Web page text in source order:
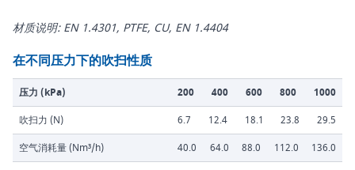
材质说明: EN 1.4301, PTFE, CU, EN 1.4404
在不同压力下的吹扫性质
压力 (kPa) 200 400 600 800
1000
吹扫力 (N)
6.7 12.4 18.1 23.8
29.5
空气消耗量 (Nm³/h)
40.0 64.0 88.0 112.0
136.0